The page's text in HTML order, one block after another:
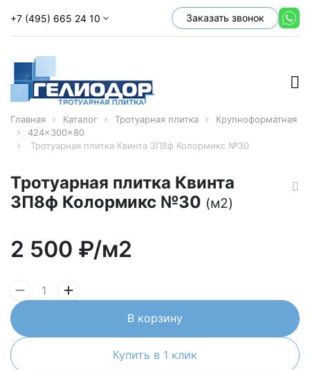
+7 (495) 665 24 10 Заказать звонок
Главная Каталог Тротуарная плитка
Крупноформатная
424x300x80
Тротуарная плитка Квинта 3П8ф Колормикс №30
Тротуарная плитка Квинта
3П8ф Колормикс №30 (м2)
2 500 ₽/м2
В корзину
Купить в 1 клик